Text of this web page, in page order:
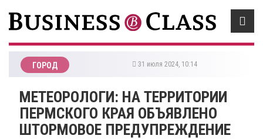
ГОРОД 31 июля 2024, 10:14
МЕТЕОРОЛОГИ: НА ТЕРРИТОРИИ
ПЕРМСКОГО КРАЯ ОБЪЯВЛЕНО
ШТОРМОВОЕ ПРЕДУПРЕЖДЕНИЕ